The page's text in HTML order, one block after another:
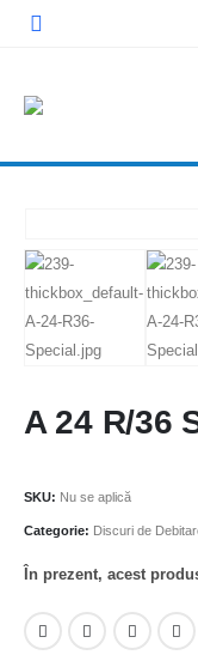
A 24 R/36
SKU: Nu se aplică
Categorie: Discuri de
În prezent, acest